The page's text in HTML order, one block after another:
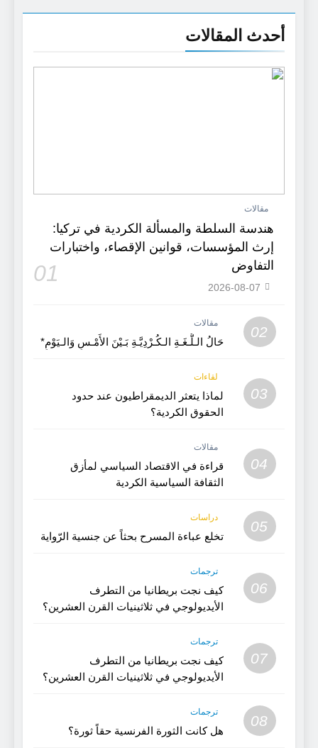
أحدث المقالات
مقالات
هندسة السلطة والمسألة الكردية في تركيا:
إرث المؤسسات، قوانين الإقصاء، واختبارات
التفاوض
01
2026-08-07
02
مقالات
حَالُ الـلُّـغَـةِ الـكُـرْدِيَّـةِ بَـيْنَ الأَمْـسِ وَالـيَوْمِ*
03
لقاءات
لماذا يتعثر الديمقراطيون عند حدود
الحقوق الكردية؟
04
مقالات
قراءة في الاقتصاد السياسي لمأزق
الثقافة السياسية الكردية
05
دراسات
تخلع عباءة المسرح بحثاً عن جنسية الرّواية
06
ترجمات
كيف نجت بريطانيا من التطرف
الأيديولوجي في ثلاثينيات القرن العشرين؟
07
ترجمات
كيف نجت بريطانيا من التطرف
الأيديولوجي في ثلاثينيات القرن العشرين؟
08
ترجمات
هل كانت الثورة الفرنسية حقاً ثورة؟